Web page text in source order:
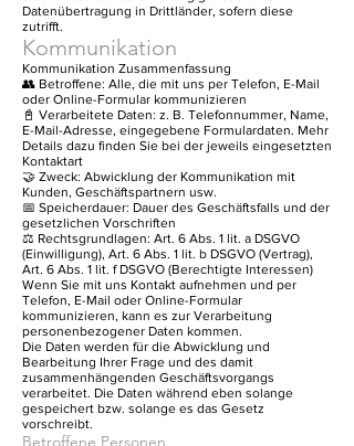
Datenübertragung in Drittländer, sofern diese
zutrifft.
Kommunikation
Kommunikation Zusammenfassung
👥 Betroffene: Alle, die mit uns per Telefon, E-Mail
oder Online-Formular kommunizieren
📓 Verarbeitete Daten: z. B. Telefonnummer, Name,
E-Mail-Adresse, eingegebene Formulardaten. Mehr
Details dazu finden Sie bei der jeweils eingesetzten
Kontaktart
🤝 Zweck: Abwicklung der Kommunikation mit
Kunden, Geschäftspartnern usw.
📅 Speicherdauer: Dauer des Geschäftsfalls und der
gesetzlichen Vorschriften
⚖️ Rechtsgrundlagen: Art. 6 Abs. 1 lit. a DSGVO
(Einwilligung), Art. 6 Abs. 1 lit. b DSGVO (Vertrag),
Art. 6 Abs. 1 lit. f DSGVO (Berechtigte Interessen)
Wenn Sie mit uns Kontakt aufnehmen und per
Telefon, E-Mail oder Online-Formular
kommunizieren, kann es zur Verarbeitung
personenbezogener Daten kommen.
Die Daten werden für die Abwicklung und
Bearbeitung Ihrer Frage und des damit
zusammenhängenden Geschäftsvorgangs
verarbeitet. Die Daten während eben solange
gespeichert bzw. solange es das Gesetz
vorschreibt.